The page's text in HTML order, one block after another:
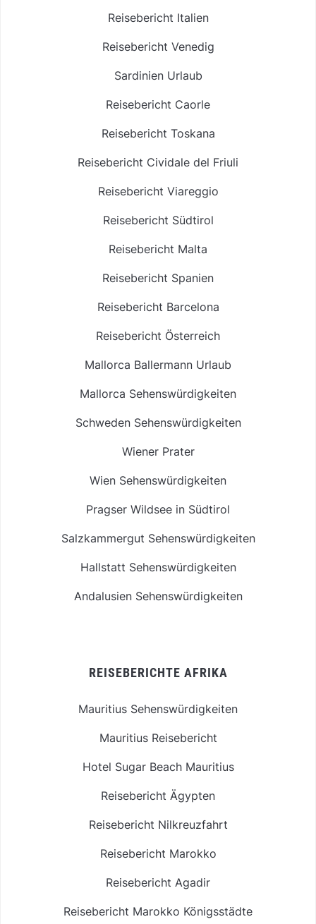
Reisebericht Italien
Reisebericht Venedig
Sardinien Urlaub
Reisebericht Caorle
Reisebericht Toskana
Reisebericht Cividale del Friuli
Reisebericht Viareggio
Reisebericht Südtirol
Reisebericht Malta
Reisebericht Spanien
Reisebericht Barcelona
Reisebericht Österreich
Mallorca Ballermann Urlaub
Mallorca Sehenswürdigkeiten
Schweden Sehenswürdigkeiten
Wiener Prater
Wien Sehenswürdigkeiten
Pragser Wildsee in Südtirol
Salzkammergut Sehenswürdigkeiten
Hallstatt Sehenswürdigkeiten
Andalusien Sehenswürdigkeiten
REISEBERICHTE AFRIKA
Mauritius Sehenswürdigkeiten
Mauritius Reisebericht
Hotel Sugar Beach Mauritius
Reisebericht Ägypten
Reisebericht Nilkreuzfahrt
Reisebericht Marokko
Reisebericht Agadir
Reisebericht Marokko Königsstädte